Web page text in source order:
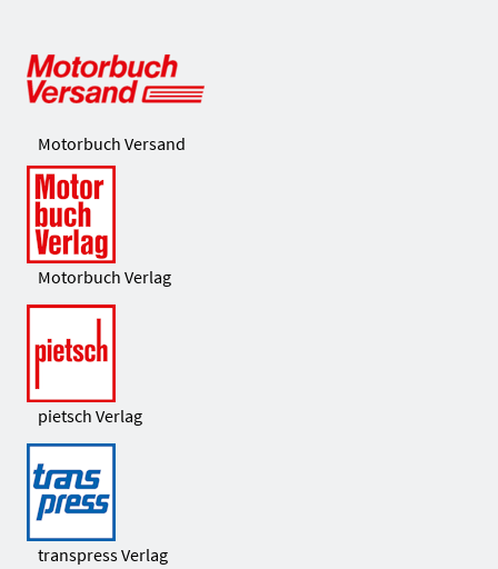
Motorbuch Versand
Motorbuch Verlag
pietsch Verlag
transpress Verlag